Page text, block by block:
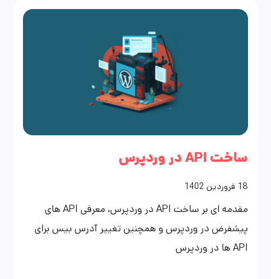
ساخت API در وردپرس
18 فروردین 1402
مقدمه ای بر ساخت API در وردپرس، معرفی API های
پیشفرض در وردپرس و همچنین تغییر آدرس بیس برای
API ها در وردپرس